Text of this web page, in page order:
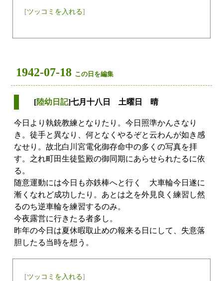
[ツッコミを入れる]
1942-07-18 この日を編集
[陸幼日記]七月十八日 土曜日 晴
今日より執銃教練となりたり。今日照準かんさなり
き。徒手と異なり、何となくやるぞと云わんが如き感
なせり。故北白川宮電化御存命中の多くの写真を拝
す。之れ町田生徒監殿の御同期にあらせられたるに依
る。
随意運動には今日も亦鉄棒へと行く 大車輪今日遂に
漸くなれど成功したり。あとは之を外見良く練習し然
るのち逆車輪を練習するのみ。
今夜露営に行きたる者多し。
昨年の今日は夏休暇取止めの報来る日にして、失意落
胆したる当時を想う。
[ツッコミを入れる]